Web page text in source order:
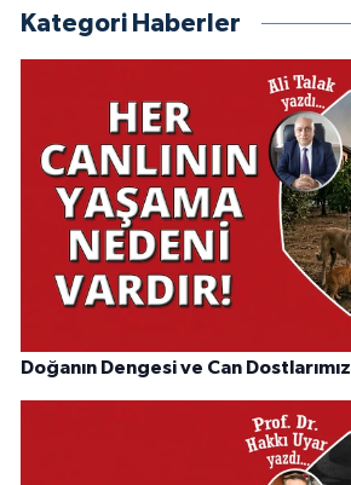
Kategori Haberler
Doğanın Dengesi ve Can Dostlarımız